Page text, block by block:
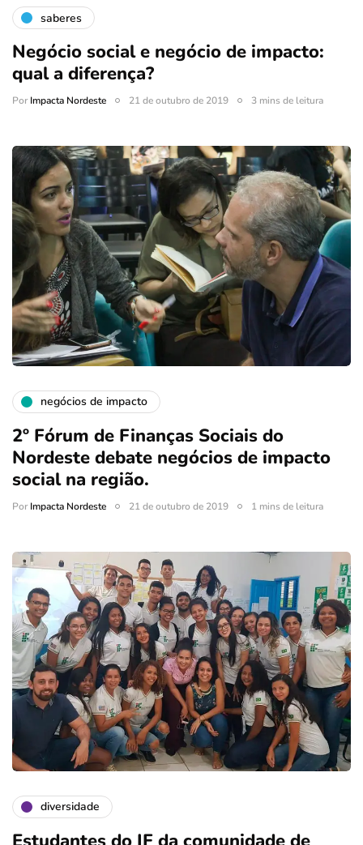
saberes
Negócio social e negócio de impacto:
qual a diferença?
PorImpacta Nordeste 21 de outubro de 2019 3 mins de leitura
negócios de impacto
2º Fórum de Finanças Sociais do
Nordeste debate negócios de impacto
social na região.
PorImpacta Nordeste 21 de outubro de 2019 1 mins de leitura
diversidade